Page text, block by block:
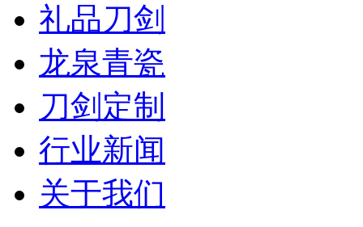
礼品刀剑
龙泉青瓷
刀剑定制
行业新闻
关于我们